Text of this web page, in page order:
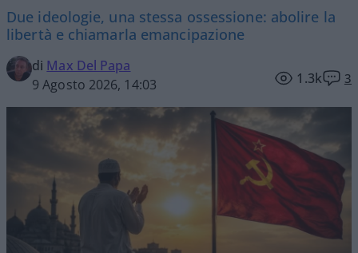
Due ideologie, una stessa ossessione: abolire la
libertà e chiamarla emancipazione
di Max Del Papa
9 Agosto 2026, 14:03
1.3k 3